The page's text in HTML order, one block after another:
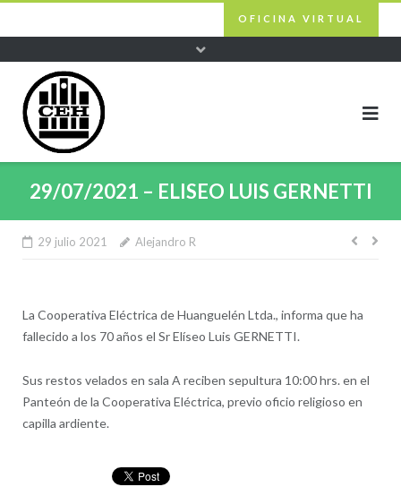
OFICINA VIRTUAL
29/07/2021 – ELISEO LUIS GERNETTI
29 julio 2021 Alejandro R
La Cooperativa Eléctrica de Huanguelén Ltda., informa que ha
fallecido a los 70 años el Sr Elíseo Luis GERNETTI.
Sus restos velados en sala A reciben sepultura 10:00 hrs. en el
Panteón de la Cooperativa Eléctrica, previo oficio religioso en
capilla ardiente.